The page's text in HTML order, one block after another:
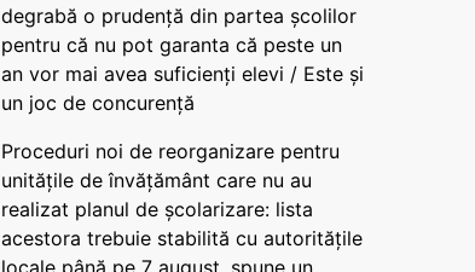
degrabă o prudență din partea școlilor
pentru că nu pot garanta că peste un
an vor mai avea suficienți elevi / Este și
un joc de concurență
Proceduri noi de reorganizare pentru
unitățile de învățământ care nu au
realizat planul de școlarizare: lista
acestora trebuie stabilită cu autoritățile
locale până pe 7 august, spune un